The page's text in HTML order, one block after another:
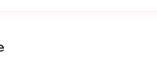
il Natale, la Befana, ma anche Capodanno,